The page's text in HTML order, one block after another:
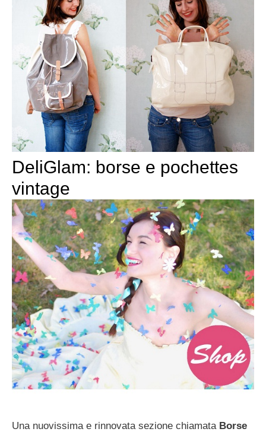
DeliGlam: borse e pochettes
vintage
Una nuovissima e rinnovata sezione chiamata Borse